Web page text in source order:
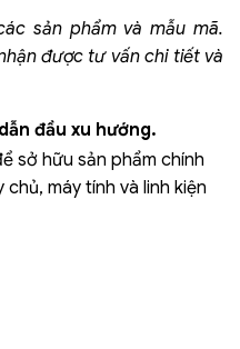
sản phẩm và mẫu mã.
được tư vấn chi tiết và
đầu xu hướng.
sở hữu sản phẩm chính
máy tính và linh kiện